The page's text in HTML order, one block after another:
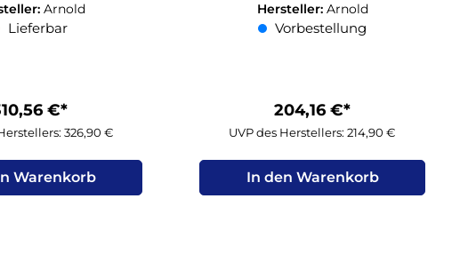
Arnold
Lieferbar
€*
326,90 €
Warenkorb
Hersteller: Arnold
Vorbestellung
204,16 €*
UVP des Herstellers: 214,90 €
In den Warenkorb